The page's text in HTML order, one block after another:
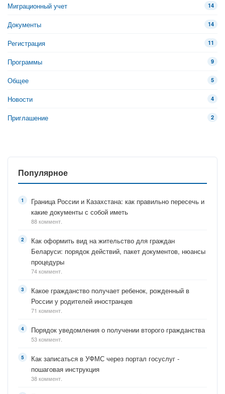
Миграционный учет 14
Документы 14
Регистрация 11
Программы 9
Общее 5
Новости 4
Приглашение 2
Популярное
Граница России и Казахстана: как правильно пересечь и
какие документы с собой иметь
88 коммент.
Как оформить вид на жительство для граждан
Беларуси: порядок действий, пакет документов, нюансы
процедуры
74 коммент.
Какое гражданство получает ребенок, рожденный в
России у родителей иностранцев
71 коммент.
Порядок уведомления о получении второго гражданства
53 коммент.
Как записаться в УФМС через портал госуслуг -
пошаговая инструкция
38 коммент.